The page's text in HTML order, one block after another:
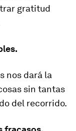
gratitud
nos dará la
sin tantas
del recorrido.